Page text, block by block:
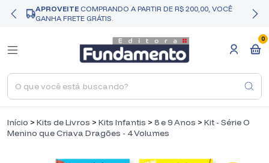
APROVEITE COMPRANDO A PARTIR DE R$ 200,00, VOCÊ
GANHA FRETE GRÁTIS.
0
Início > Kits de Livros > Kits Infantis > 8 e 9 Anos > Kit - Série O
Menino que Criava Dragões - 4 Volumes